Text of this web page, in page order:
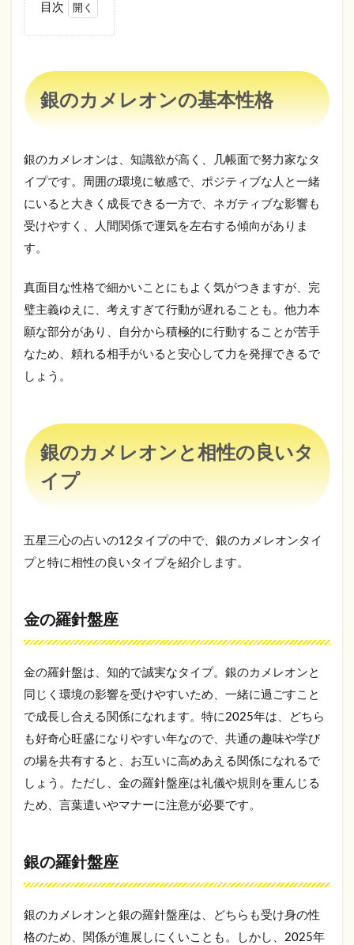
目次
カ
メ
レ
基
本
格
銀
カ
レ
オ
と
相
い
タ
イ
プ
羅針
羅針
盤座
銀
カ
メ
オ
ン
相
性
タ
3.1
金の
銀のカメレオンの基本性格
銀のカメレオンは、知識欲が高く、几帳面で努力家なタ
イプです。周囲の環境に敏感で、ポジティブな人と一緒
にいると大きく成長できる一方で、ネガティブな影響も
受けやすく、人間関係で運気を左右する傾向がありま
す。
真面目な性格で細かいことにもよく気がつきますが、完
璧主義ゆえに、考えすぎて行動が遅れることも。他力本
願な部分があり、自分から積極的に行動することが苦手
なため、頼れる相手がいると安心して力を発揮できるで
しょう。
銀のカメレオンと相性の良いタ
イプ
五星三心の占いの12タイプの中で、銀のカメレオンタイ
プと特に相性の良いタイプを紹介します。
金の羅針盤座
金の羅針盤は、知的で誠実なタイプ。銀のカメレオンと
同じく環境の影響を受けやすいため、一緒に過ごすこと
で成長し合える関係になれます。特に2025年は、どちら
も好奇心旺盛になりやすい年なので、共通の趣味や学び
の場を共有すると、お互いに高めあえる関係になれるで
しょう。ただし、金の羅針盤座は礼儀や規則を重んじる
ため、言葉遣いやマナーに注意が必要です。
銀の羅針盤座
銀のカメレオンと銀の羅針盤座は、どちらも受け身の性
格のため、関係が進展しにくいことも。しかし、2025年